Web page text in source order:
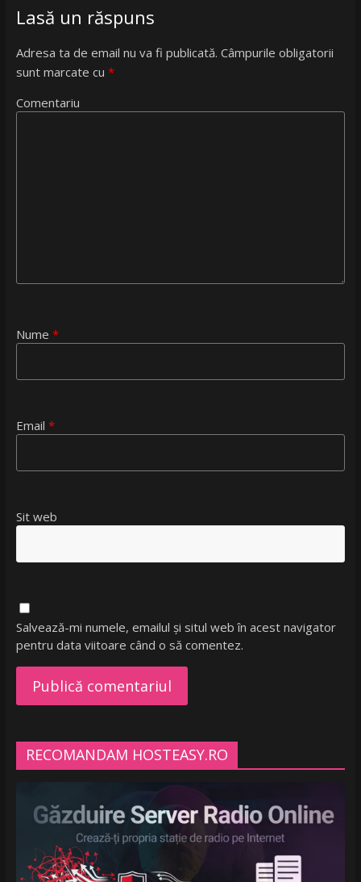
Lasă un răspuns
Adresa ta de email nu va fi publicată. Câmpurile obligatorii
sunt marcate cu *
Comentariu
Nume *
Email *
Sit web
Salvează-mi numele, emailul și situl web în acest navigator
pentru data viitoare când o să comentez.
RECOMANDAM HOSTEASY.RO